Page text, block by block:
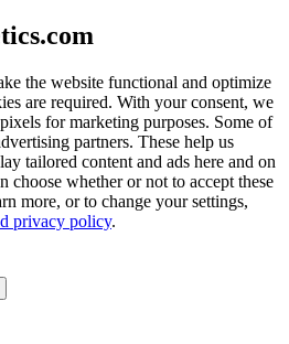
the website functional and optimize
are required. With your consent, we
for marketing purposes. Some of
partners. These help us
tailored content and ads here and on
choose whether or not to accept these
more, or to change your settings,
privacy policy.